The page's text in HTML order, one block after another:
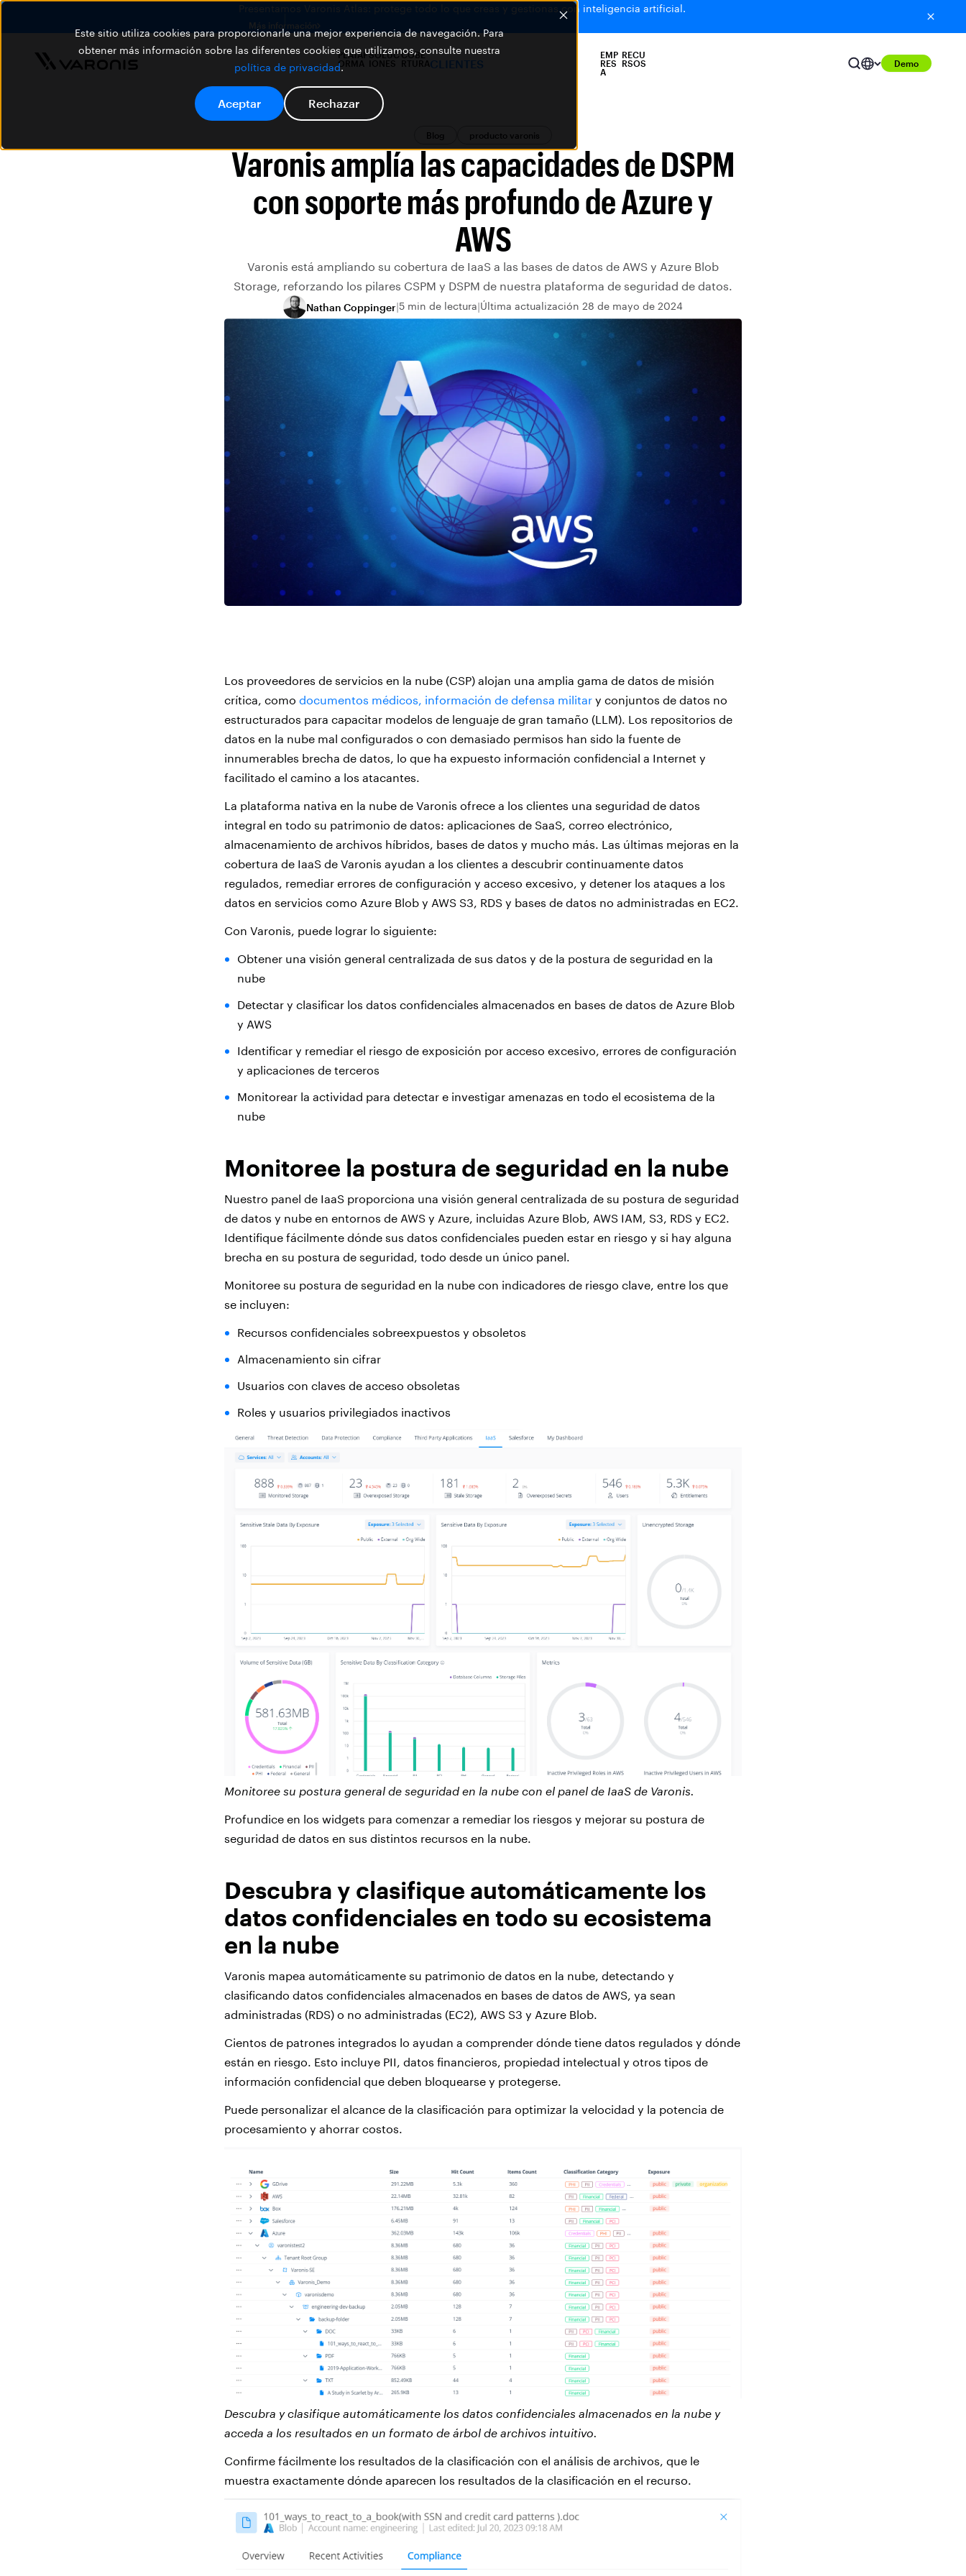
Este sitio utiliza cookies para proporcionarle una mejor experiencia de navegación. Para
obtener más información sobre las diferentes cookies que utilizamos, consulte nuestra
política de privacidad.
Aceptar Rechazar
Presentamos Varonis Atlas: protege todo lo que creas y gestionas con inteligencia artificial.
Más información
PLATAF
ORMA
SOLUC
IONES
COBE
RTURACLIENTES
EMP
RES
A
RECU
RSOS
Demo
Blog producto varonis
Varonis amplía las capacidades de DSPM
con soporte más profundo de Azure y
AWS
Varonis está ampliando su cobertura de IaaS a las bases de datos de AWS y Azure Blob
Storage, reforzando los pilares CSPM y DSPM de nuestra plataforma de seguridad de datos.
Nathan Coppinger 5 min de lectura Última actualización 28 de mayo de 2024
Los proveedores de servicios en la nube (CSP) alojan una amplia gama de datos de misión
crítica, como documentos médicos, información de defensa militar y conjuntos de datos no
estructurados para capacitar modelos de lenguaje de gran tamaño (LLM). Los repositorios de
datos en la nube mal configurados o con demasiado permisos han sido la fuente de
innumerables brecha de datos, lo que ha expuesto información confidencial a Internet y
facilitado el camino a los atacantes.
La plataforma nativa en la nube de Varonis ofrece a los clientes una seguridad de datos
integral en todo su patrimonio de datos: aplicaciones de SaaS, correo electrónico,
almacenamiento de archivos híbridos, bases de datos y mucho más. Las últimas mejoras en la
cobertura de IaaS de Varonis ayudan a los clientes a descubrir continuamente datos
regulados, remediar errores de configuración y acceso excesivo, y detener los ataques a los
datos en servicios como Azure Blob y AWS S3, RDS y bases de datos no administradas en EC2.
Con Varonis, puede lograr lo siguiente:
Obtener una visión general centralizada de sus datos y de la postura de seguridad en la
nube
Detectar y clasificar los datos confidenciales almacenados en bases de datos de Azure Blob
y AWS
Identificar y remediar el riesgo de exposición por acceso excesivo, errores de configuración
y aplicaciones de terceros
Monitorear la actividad para detectar e investigar amenazas en todo el ecosistema de la
nube
Monitoree la postura de seguridad en la nube
Nuestro panel de IaaS proporciona una visión general centralizada de su postura de seguridad
de datos y nube en entornos de AWS y Azure, incluidas Azure Blob, AWS IAM, S3, RDS y EC2.
Identifique fácilmente dónde sus datos confidenciales pueden estar en riesgo y si hay alguna
brecha en su postura de seguridad, todo desde un único panel.
Monitoree su postura de seguridad en la nube con indicadores de riesgo clave, entre los que
se incluyen:
Recursos confidenciales sobreexpuestos y obsoletos
Almacenamiento sin cifrar
Usuarios con claves de acceso obsoletas
Roles y usuarios privilegiados inactivos
Monitoree su postura general de seguridad en la nube con el panel de IaaS de Varonis.
Profundice en los widgets para comenzar a remediar los riesgos y mejorar su postura de
seguridad de datos en sus distintos recursos en la nube.
Descubra y clasifique automáticamente los
datos confidenciales en todo su ecosistema
en la nube
Varonis mapea automáticamente su patrimonio de datos en la nube, detectando y
clasificando datos confidenciales almacenados en bases de datos de AWS, ya sean
administradas (RDS) o no administradas (EC2), AWS S3 y Azure Blob.
Cientos de patrones integrados lo ayudan a comprender dónde tiene datos regulados y dónde
están en riesgo. Esto incluye PII, datos financieros, propiedad intelectual y otros tipos de
información confidencial que deben bloquearse y protegerse.
Puede personalizar el alcance de la clasificación para optimizar la velocidad y la potencia de
procesamiento y ahorrar costos.
Descubra y clasifique automáticamente los datos confidenciales almacenados en la nube y
acceda a los resultados en un formato de árbol de archivos intuitivo.
Confirme fácilmente los resultados de la clasificación con el análisis de archivos, que le
muestra exactamente dónde aparecen los resultados de la clasificación en el recurso.